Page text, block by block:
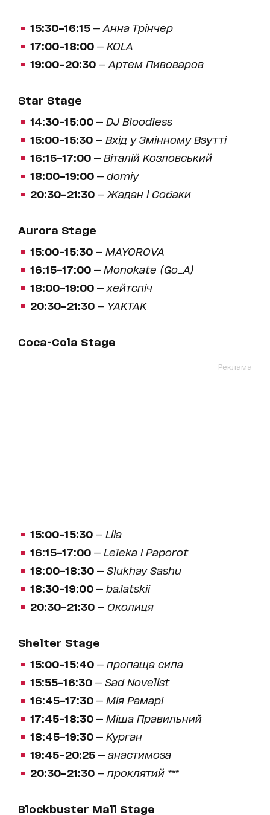
15:30–16:15 — Анна Трінчер
17:00–18:00 — KOLA
19:00–20:30 — Артем Пивоваров
Star Stage
14:30–15:00 — DJ Bloodless
15:00–15:30 — Вхід у Змінному Взутті
16:15–17:00 — Віталій Козловський
18:00–19:00 — domiy
20:30–21:30 — Жадан і Собаки
Aurora Stage
15:00–15:30 — MAYOROVA
16:15–17:00 — Monokate (Go_A)
18:00–19:00 — хейтспіч
20:30–21:30 — YAKTAK
Coca-Cola Stage
Реклама
15:00–15:30 — Liia
16:15–17:00 — Leleka i Paporot
18:00–18:30 — Slukhay Sashu
18:30–19:00 — ba.latskii
20:30–21:30 — Околиця
Shelter Stage
15:00–15:40 — пропаща сила
15:55–16:30 — Sad Novelist
16:45–17:30 — Мія Рамарі
17:45–18:30 — Міша Правильний
18:45–19:30 — Курган
19:45–20:25 — анастимоза
20:30–21:30 — проклятий ***
Blockbuster Mall Stage